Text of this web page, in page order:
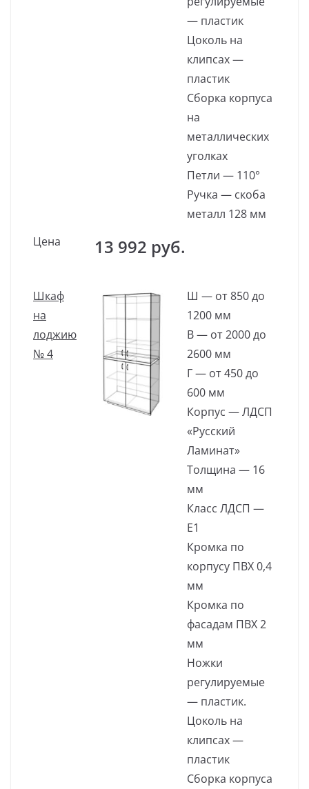
— пластик
Цоколь на
клипсах —
пластик
Сборка корпуса
на
металлических
уголках
Петли — 110°
Ручка — скоба
металл 128 мм
Цена
13 992 руб.
Шкаф
на
лоджию
№ 4
Ш — от 850 до
1200 мм
В — от 2000 до
2600 мм
Г — от 450 до
600 мм
Корпус — ЛДСП
«Русский
Ламинат»
Толщина — 16
мм
Класс ЛДСП —
Е1
Кромка по
корпусу ПВХ 0,4
мм
Кромка по
фасадам ПВХ 2
мм
Ножки
регулируемые
— пластик.
Цоколь на
клипсах —
пластик
Сборка корпуса